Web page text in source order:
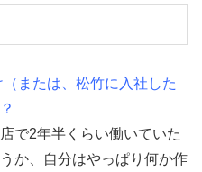
または、松竹に入社した
で2年半くらい働いていた
か、自分はやっぱり何か作